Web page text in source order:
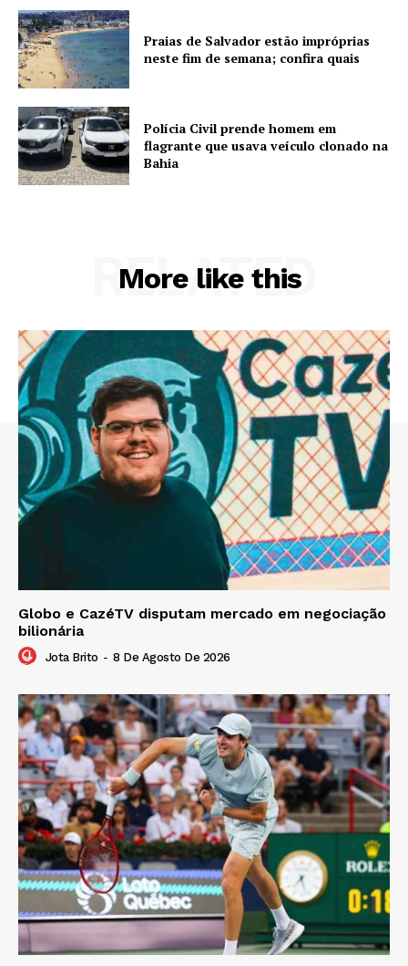
Praias de Salvador estão impróprias
neste fim de semana; confira quais
Polícia Civil prende homem em
flagrante que usava veículo clonado na
Bahia
More like this
RELATED
Globo e CazéTV disputam mercado em negociação
bilionária
Jota Brito - 8 De Agosto De 2026